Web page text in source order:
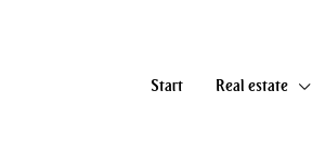
Start Real estate